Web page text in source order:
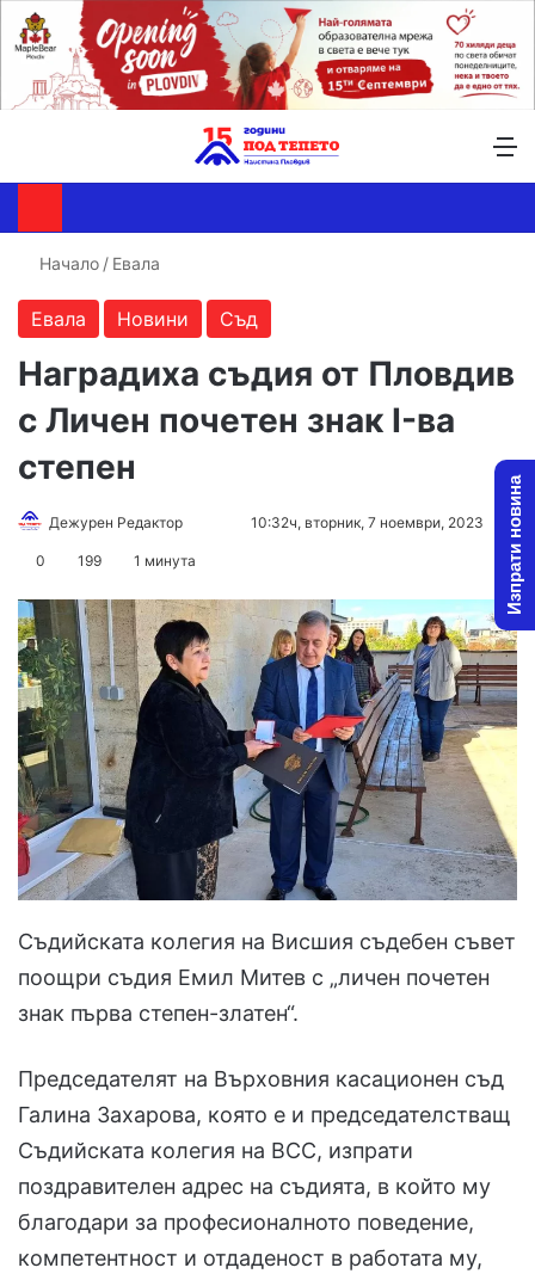
Начало / Евала
Евала Новини Съд
Наградиха съдия от Пловдив
с Личен почетен знак I-ва
степен
Дежурен Редактор
Send10:32ч, вторник, 7 ноември, 2023
0 199 1 минута
Съдийската колегия на Висшия съдебен съвет
поощри съдия Емил Митев с „личен почетен
знак първа степен-златен“.
Председателят на Върховния касационен съд
Галина Захарова, която е и председателстващ
Съдийската колегия на ВСС, изпрати
поздравителен адрес на съдията, в който му
благодари за професионалното поведение,
компетентност и отдаденост в работата му,
Изпрати новина